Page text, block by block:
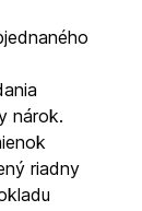
nárok.
riadny